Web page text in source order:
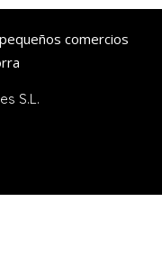
comercios
S.L.